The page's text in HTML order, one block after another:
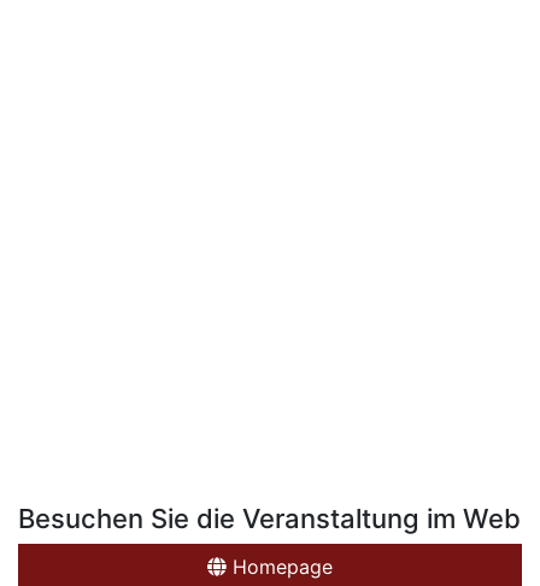
Besuchen Sie die Veranstaltung im Web
Homepage